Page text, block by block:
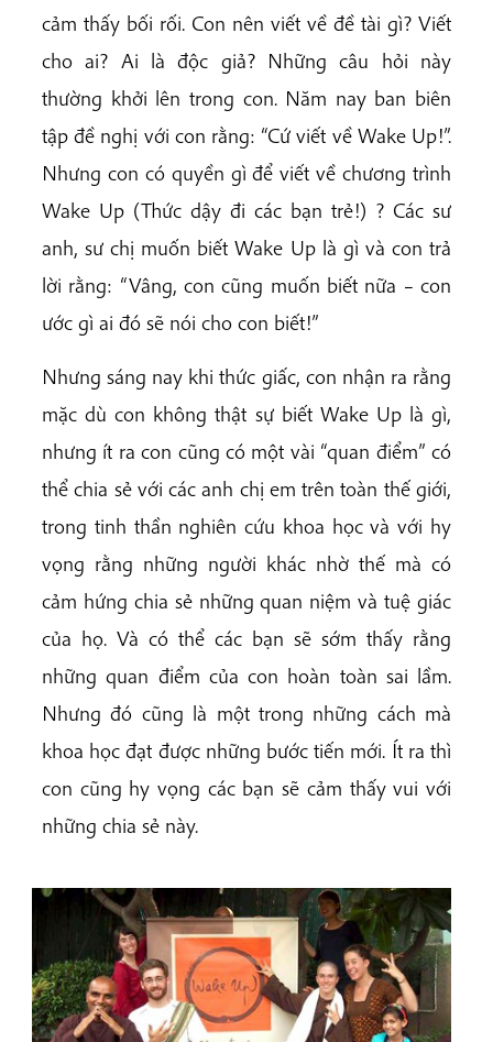
cảm thấy bối rối. Con nên viết về đề tài gì? Viết
cho ai? Ai là độc giả? Những câu hỏi này
thường khởi lên trong con. Năm nay ban biên
tập đề nghị với con rằng: “Cứ viết về Wake Up!”.
Nhưng con có quyền gì để viết về chương trình
Wake Up (Thức dậy đi các bạn trẻ!) ? Các sư
anh, sư chị muốn biết Wake Up là gì và con trả
lời rằng: “Vâng, con cũng muốn biết nữa – con
ước gì ai đó sẽ nói cho con biết!”
Nhưng sáng nay khi thức giấc, con nhận ra rằng
mặc dù con không thật sự biết Wake Up là gì,
nhưng ít ra con cũng có một vài “quan điểm” có
thể chia sẻ với các anh chị em trên toàn thế giới,
trong tinh thần nghiên cứu khoa học và với hy
vọng rằng những người khác nhờ thế mà có
cảm hứng chia sẻ những quan niệm và tuệ giác
của họ. Và có thể các bạn sẽ sớm thấy rằng
những quan điểm của con hoàn toàn sai lầm.
Nhưng đó cũng là một trong những cách mà
khoa học đạt được những bước tiến mới. Ít ra thì
con cũng hy vọng các bạn sẽ cảm thấy vui với
những chia sẻ này.